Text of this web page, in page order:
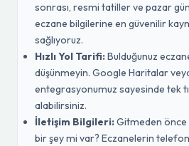
sonrası, resmi tatiller ve pazar
eczane bilgilerine en güvenilir
sağlıyoruz.
Hızlı Yol Tarifi:Bulduğunuz
düşünmeyin. Google Haritalar
entegrasyonumuz sayesinde tek
alabilirsiniz.
İletişim Bilgileri:Gitmeden
bir şey mi var? Eczanelerin